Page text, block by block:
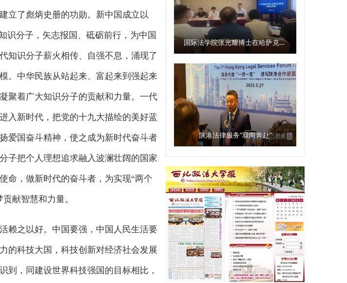
立了彪炳史册的功勋。新中国成立以
识分子，矢志报国、砥砺前行，为中国
知识分子薪火相传、自强不息，涌现了
。中华民族从站起来、富起来到强起来
聚着广大知识分子的贡献和力量。一代
入新时代，把党的十九大描绘的美好蓝
爱国奋斗精神，使之成为新时代奋斗者
子把个人理想追求融入波澜壮阔的国家
命，做新时代的奋斗者，为实现“两个
献智慧和力量。
之以好。中国要强，中国人民生活要
的科技大国，科技创新对经济社会发展
到，同建设世界科技强国的目标相比，
国际法学院张光耀博士在哈萨克斯坦阿拉木图开展科研与社会服务活动
陕港法律服务“双向奔赴”